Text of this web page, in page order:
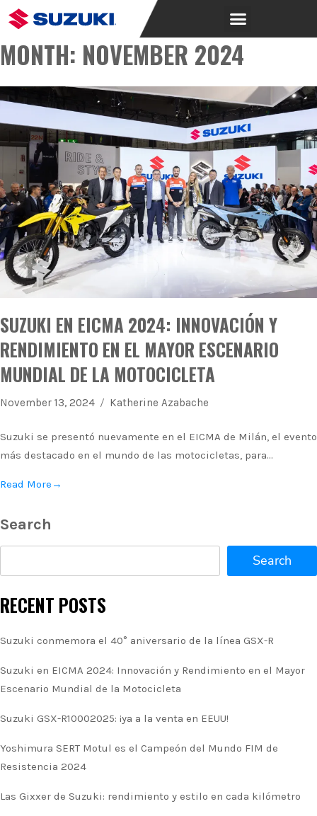
MONTH: NOVEMBER 2024
SUZUKI EN EICMA 2024: INNOVACIÓN Y
RENDIMIENTO EN EL MAYOR ESCENARIO
MUNDIAL DE LA MOTOCICLETA
November 13, 2024 Katherine Azabache
Suzuki se presentó nuevamente en el EICMA de Milán, el evento
más destacado en el mundo de las motocicletas, para…
Read More →
Search
Search
RECENT POSTS
Suzuki conmemora el 40° aniversario de la línea GSX-R
Suzuki en EICMA 2024: Innovación y Rendimiento en el Mayor
Escenario Mundial de la Motocicleta
Suzuki GSX-R10002025: ¡ya a la venta en EEUU!
Yoshimura SERT Motul es el Campeón del Mundo FIM de
Resistencia 2024
Las Gixxer de Suzuki: rendimiento y estilo en cada kilómetro